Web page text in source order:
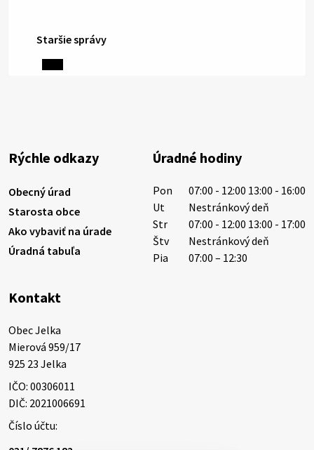
6. augusta 2026 08:13
výdatnosti vodárenských zdrojov.
Západoslovenská vodárenská spoločnosť preto
6. augusta 2026 08:12
5. augusta 2026 13:10
Smútočný oznam: 05.08.2026 1/ Vážení obyvatelia!S
hlbokým zármutkom Vám oznamujeme, že vo veku
73 rokov nás opustila Irena Tanková, rodená
Tanková. Pohreb zosnulej bude dňa 6.08.20…
5. augusta 2026 12:59
Staršie správy
Rýchle odkazy
Obecný úrad
Starosta obce
Ako vybaviť na úrade
Úradná tabuľa
Úradné hodiny
Pon
07:00 - 12:00 13:00 - 16:00
Ut
Nestránkový deň
Str
07:00 - 12:00 13:00 - 17:00
Štv
Nestránkový deň
Pia
07:00 – 12:30
Kontakt
Obec Jelka
Mierová 959/17
925 23 Jelka
IČO: 00306011
DIČ: 2021006691
Číslo účtu: